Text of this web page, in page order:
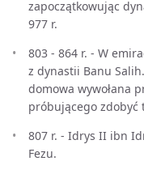
zapoczątkowując
977 r.
803 - 864 r. - W
z dynastii Banu
domowa wywołana
próbującego zdobyć
807 r. - Idrys II ibn
Fezu.